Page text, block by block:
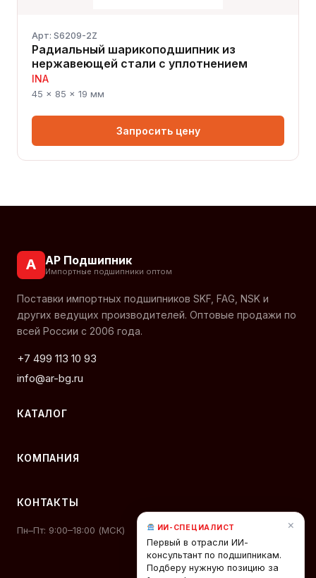
Арт: S6209-2Z
Радиальный шарикоподшипник из
нержавеющей стали с уплотнением
INA
45 × 85 × 19 мм
Запросить цену
А АР Подшипник
Импортные подшипники оптом
Поставки импортных подшипников SKF, FAG, NSK и
других ведущих производителей. Оптовые продажи по
всей России с 2006 года.
+7 499 113 10 93
info@ar-bg.ru
КАТАЛОГ
КОМПАНИЯ
КОНТАКТЫ
Пн–Пт: 9:00–18:00 (МСК) ×
ИИ-СПЕЦИАЛИСТ
Первый в отрасли ИИ-
консультант по подшипникам.
Подберу нужную позицию за